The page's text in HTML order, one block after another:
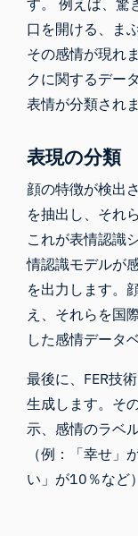
口を開ける、ま
その感情が現れ
クに関するデー
表情が分類され
表現の分類
顔の特徴が検出
を抽出し、それ
これが表情認識
情認識モデルが
を出力します。
え、それらを国
した感情データ
最後に、FER技
生成します。そ
示、感情のラベ
（例：「幸せ
い」が10％など